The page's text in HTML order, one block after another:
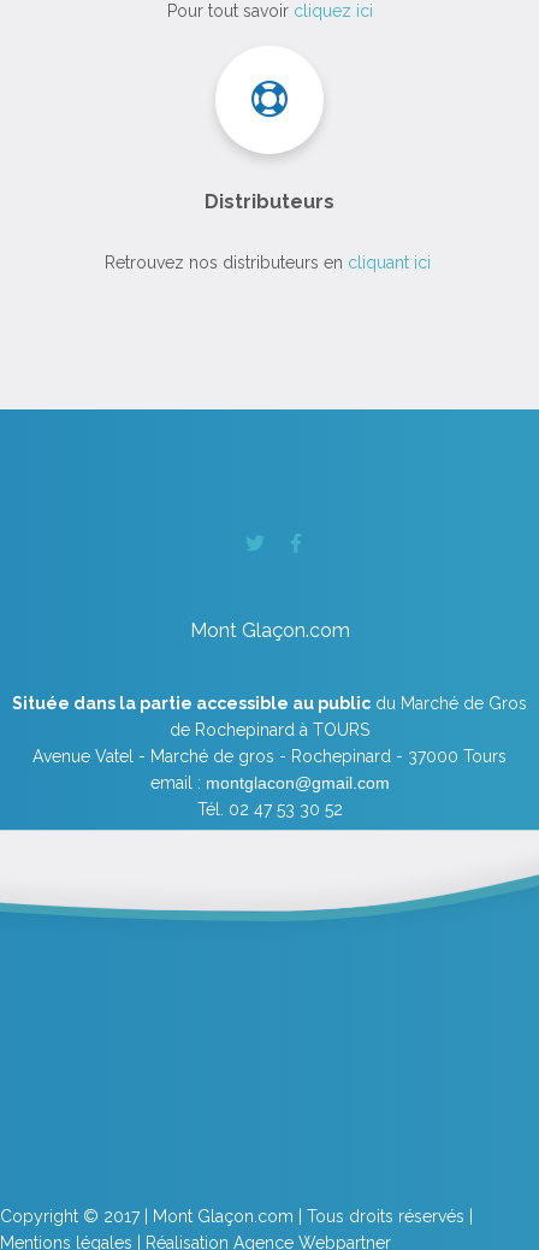
Pour tout savoir cliquez ici
Distributeurs
Retrouvez nos distributeurs en cliquant ici
Mont Glaçon.com
Située dans la partie accessible au public du Marché de Gros
de Rochepinard à TOURS
Avenue Vatel - Marché de gros - Rochepinard - 37000 Tours
email : montglacon@gmail.com
Tél. 02 47 53 30 52
Copyright © 2017 | Mont Glaçon.com | Tous droits réservés |
Mentions légales | Réalisation Agence Webpartner